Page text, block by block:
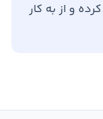
و از به کار